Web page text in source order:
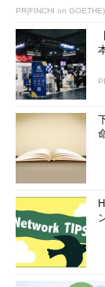
は下がる。なる
クを使いたいけ
ます。
内藤氏ですが、
も、PHPが書け
りません。従っ
識は必要になっ
社のプログラマ
ングを必ずやって
内藤氏フレーム
PR(FINCHI on GOETHE)